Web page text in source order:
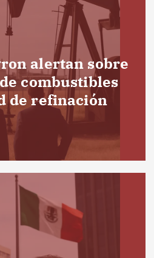
alertan sobre
combustibles
de refinación